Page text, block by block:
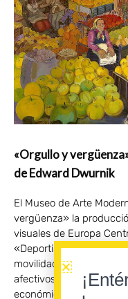
«Orgullo y
de Edward Dwurnik
El Museo de Arte
vergüenza» la
visuales de Europa
«Deportistas» y
movilidad social, la
afectivos que
económica de Polonia.